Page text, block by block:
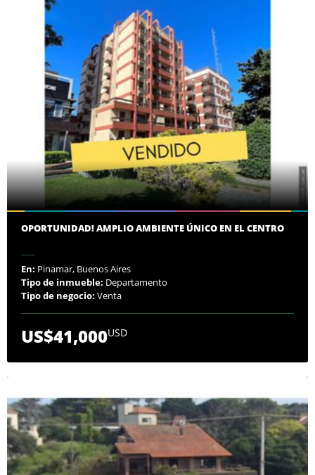
OPORTUNIDAD! AMPLIO AMBIENTE ÚNICO EN EL CENTRO
En: Pinamar, Buenos Aires
Tipo de inmueble: Departamento
Tipo de negocio: Venta
US$41,000USD